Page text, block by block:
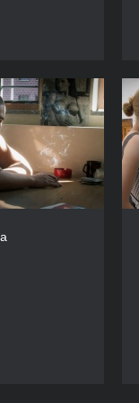
Вріцена
РІК
2012
КРАЇНА
Німеччина
РЕЖИСЕР/-КА